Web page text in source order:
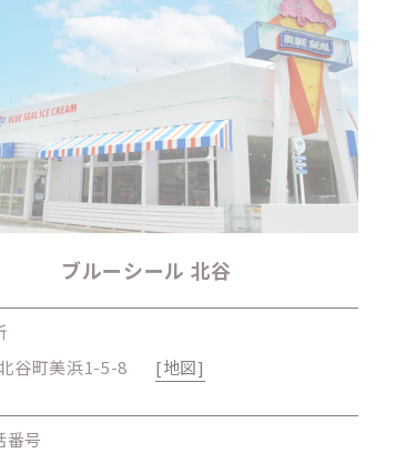
ブルーシール 北谷
谷町美浜1-5-8
[地図]
番号